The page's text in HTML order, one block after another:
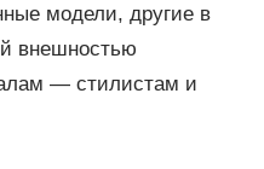
модели, другие в
внешностью
— стилистам и